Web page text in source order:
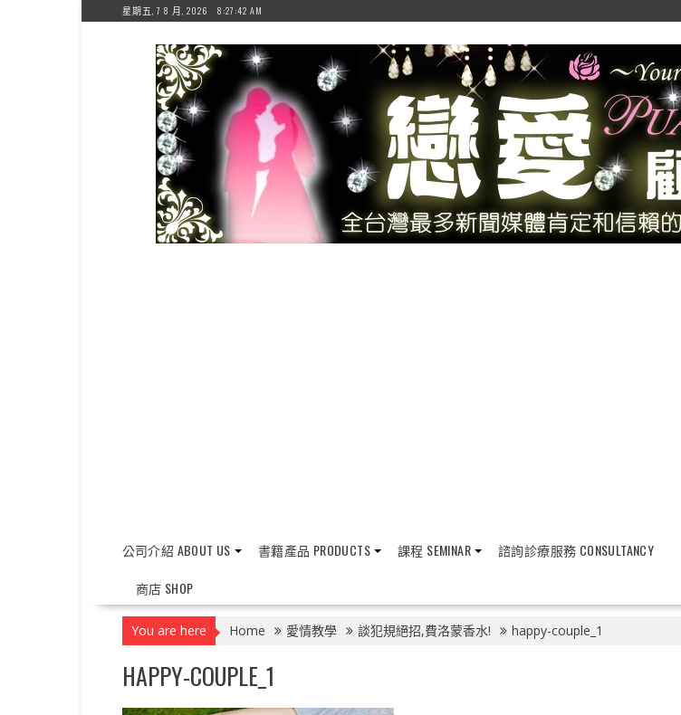
星期五, 7 8 月, 2026 8:27:43 AM
公司介紹 ABOUT US 書籍產品 PRODUCTS 課程 SEMINAR 諮詢診療服務 CONSULTANCY
商店 SHOP
You are here Home 愛情教學 談犯規絕招,費洛蒙香水! happy-couple_1
HAPPY-COUPLE_1